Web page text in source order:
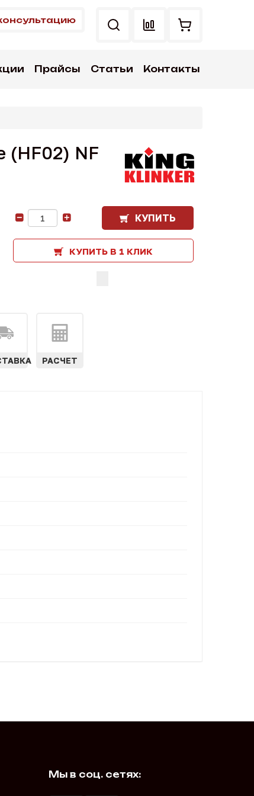
Прайсы Статьи Контакты
(HF02) NF
КУПИТЬ
КУПИТЬ В 1 КЛИК
РАСЧЕТ
Мы в соц. сетях: